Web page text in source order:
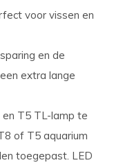
voor vissen en
en de
extra lange
T5 TL-lamp te
of T5 aquarium
toegepast. LED